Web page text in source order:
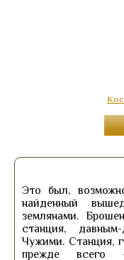
Это был,
найденный
землянами.
станция,
Чужими. Станция,
прежде всего